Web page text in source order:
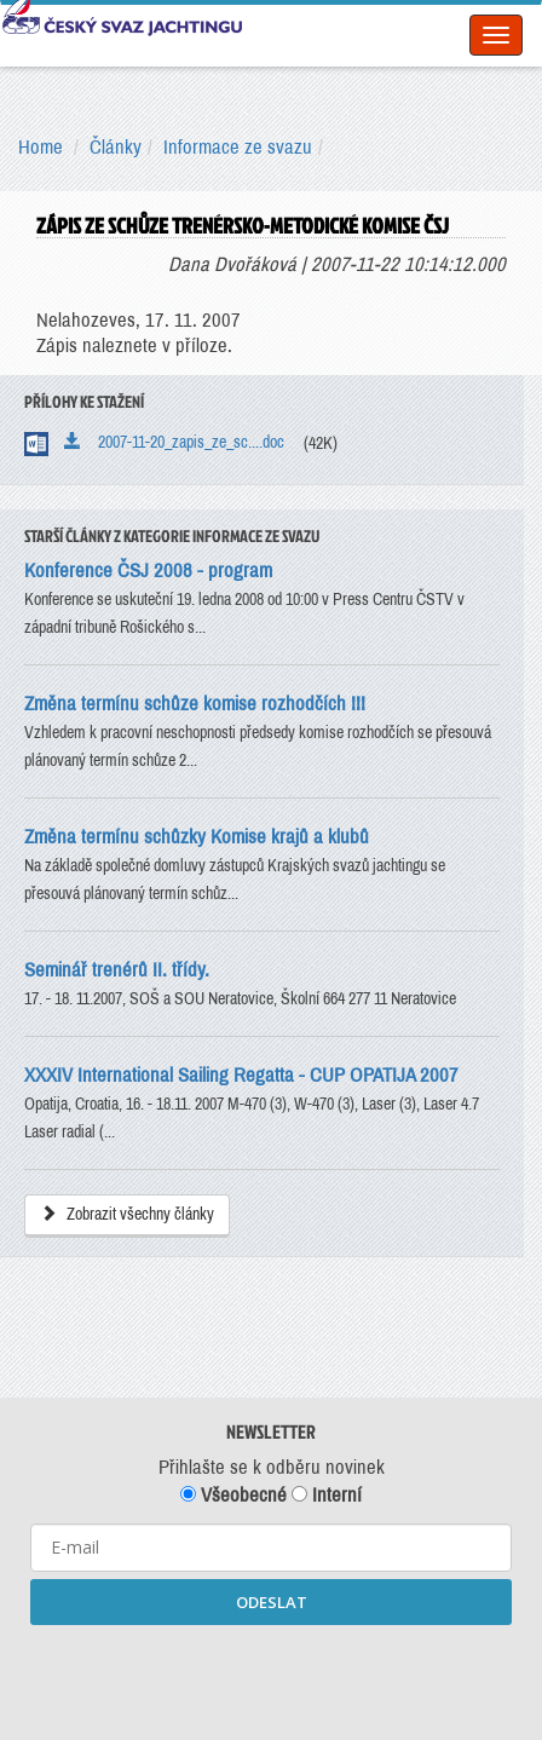
Home Články Informace ze svazu
ZÁPIS ZE SCHŮZE TRENÉRSKO-METODICKÉ KOMISE ČSJ
Dana Dvořáková | 2007-11-22 10:14:12.000
Nelahozeves, 17. 11. 2007
Zápis naleznete v příloze.
PŘÍLOHY KE STAŽENÍ
2007-11-20_zapis_ze_sc....doc (42K)
STARŠÍ ČLÁNKY Z KATEGORIE INFORMACE ZE SVAZU
Konference ČSJ 2008 - program
Konference se uskuteční 19. ledna 2008 od 10:00 v Press Centru ČSTV v
západní tribuně Rošického s...
Změna termínu schůze komise rozhodčích !!!
Vzhledem k pracovní neschopnosti předsedy komise rozhodčích se přesouvá
plánovaný termín schůze 2...
Změna termínu schůzky Komise krajů a klubů
Na základě společné domluvy zástupců Krajských svazů jachtingu se
přesouvá plánovaný termín schůz...
Seminář trenérů II. třídy.
17. - 18. 11.2007, SOŠ a SOU Neratovice, Školní 664 277 11 Neratovice
XXXIV International Sailing Regatta - CUP OPATIJA 2007
Opatija, Croatia, 16. - 18.11. 2007 M-470 (3), W-470 (3), Laser (3), Laser 4.7
Laser radial (...
Zobrazit všechny články
NEWSLETTER
Přihlašte se k odběru novinek
Všeobecné
Interní
ODESLAT